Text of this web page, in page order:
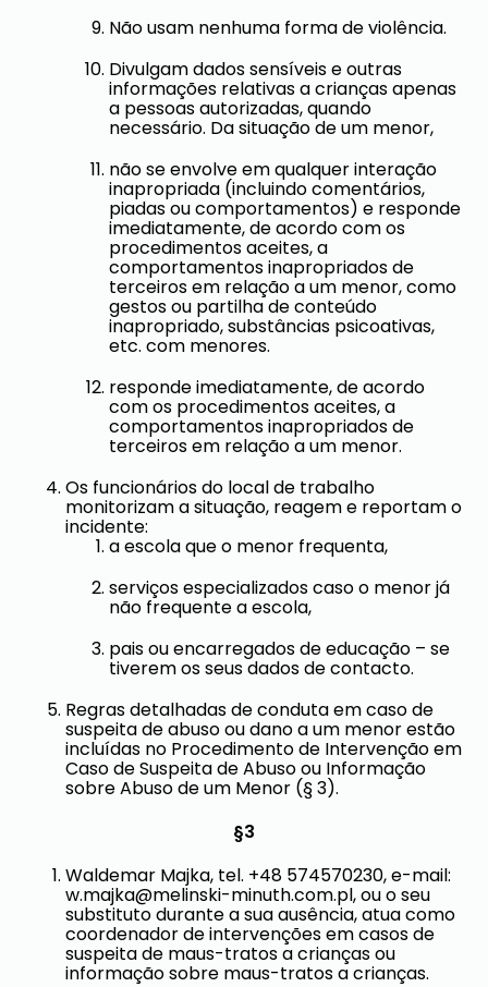
Não usam nenhuma forma de violência.
Divulgam dados sensíveis e outras
informações relativas a crianças apenas
a pessoas autorizadas, quando
necessário. Da situação de um menor,
não se envolve em qualquer interação
inapropriada (incluindo comentários,
piadas ou comportamentos) e responde
imediatamente, de acordo com os
procedimentos aceites, a
comportamentos inapropriados de
terceiros em relação a um menor, como
gestos ou partilha de conteúdo
inapropriado, substâncias psicoativas,
etc. com menores.
responde imediatamente, de acordo
com os procedimentos aceites, a
comportamentos inapropriados de
terceiros em relação a um menor.
Os funcionários do local de trabalho
monitorizam a situação, reagem e reportam o
incidente:
a escola que o menor frequenta,
serviços especializados caso o menor já
não frequente a escola,
pais ou encarregados de educação – se
tiverem os seus dados de contacto.
Regras detalhadas de conduta em caso de
suspeita de abuso ou dano a um menor estão
incluídas no Procedimento de Intervenção em
Caso de Suspeita de Abuso ou Informação
sobre Abuso de um Menor (§ 3).
§3
Waldemar Majka, tel. +48 574570230, e-mail:
w.majka@melinski-minuth.com.pl, ou o seu
substituto durante a sua ausência, atua como
coordenador de intervenções em casos de
suspeita de maus-tratos a crianças ou
informação sobre maus-tratos a crianças.